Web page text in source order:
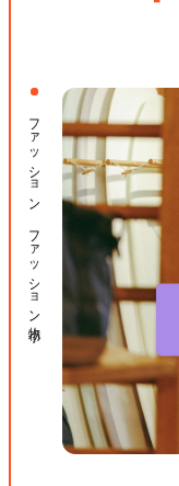
ファッション ファッション小物